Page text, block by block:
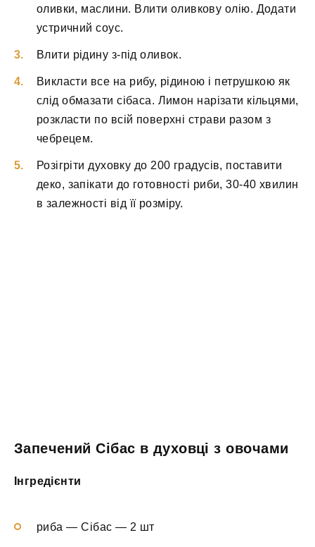
оливки, маслини. Влити оливкову олію. Додати
устричний соус.
Влити рідину з-під оливок.
Викласти все на рибу, рідиною і петрушкою як
слід обмазати сібаса. Лимон нарізати кільцями,
розкласти по всій поверхні страви разом з
чебрецем.
Розігріти духовку до 200 градусів, поставити
деко, запікати до готовності риби, 30-40 хвилин
в залежності від її розміру.
Запечений Сібас в духовці з овочами
Інгредієнти
риба — Сібас — 2 шт